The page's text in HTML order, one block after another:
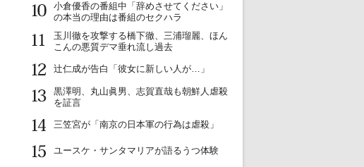
10
小倉優香の番組中「辞めさせてください」
の本当の理由は番組のセクハラ
11
玉川徹を攻撃する橋下徹、三浦瑠麗、ほん
こんの悪質デマ垂れ流し過去
12
辻仁成が告白「彼女に新しい人が…」
13
黒澤明、丸山眞男、志賀直哉も朝鮮人虐殺
を証言
14
三笠宮が「南京の日本軍の行為は虐殺」
15
ユースケ・サンタマリアが語るうつ体験